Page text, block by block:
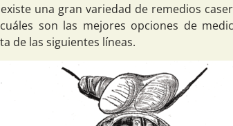
una gran variedad de remedios
son las mejores opciones de
de las siguientes líneas.